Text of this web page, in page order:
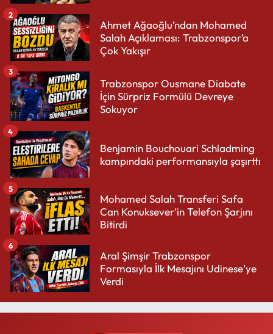
Ahmet Ağaoğlu’ndan Mohamed
Salah Açıklaması: Trabzonspor’a
Çok Yakışır
2
Trabzonspor Ousmane Diabate
İçin Sürpriz Formülü Devreye
Sokuyor
3
Benjamin Bouchouari Schladming
kampındaki performansıyla şaşırttı
4
Mohamed Salah Transferi Safa
Can Konuksever’in Telefon Şarjını
Bitirdi
5
Aral Şimşir Trabzonspor
Formasıyla İlk Mesajını Udinese’ye
Verdi
6